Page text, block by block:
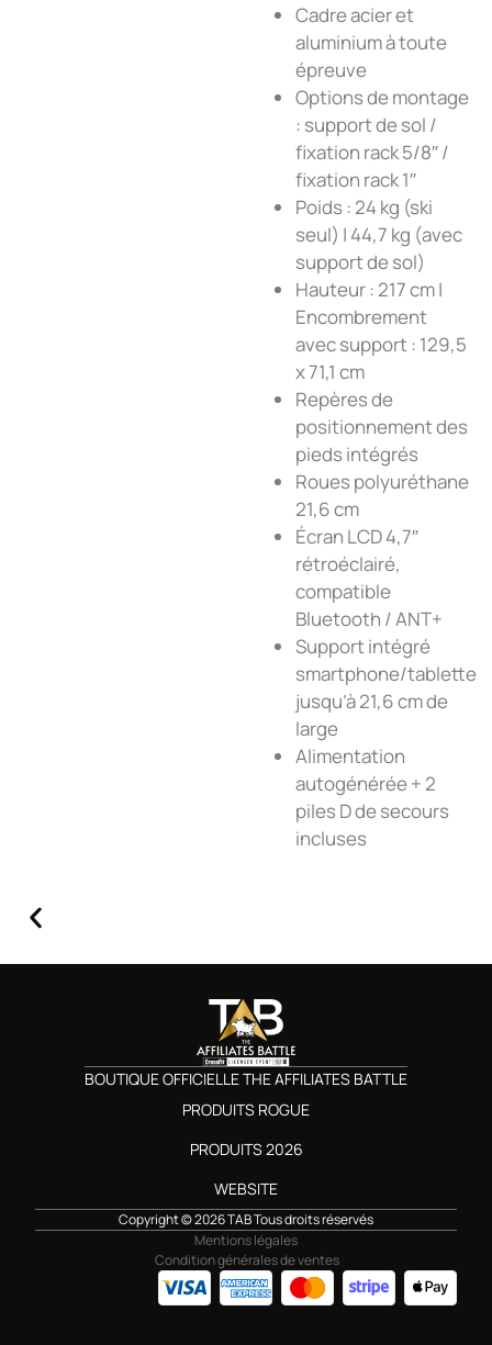
Cadre acier et
aluminium à toute
épreuve
Options de montage
: support de sol /
fixation rack 5/8″ /
fixation rack 1″
Poids : 24 kg (ski
seul) | 44,7 kg (avec
support de sol)
Hauteur : 217 cm |
Encombrement
avec support : 129,5
x 71,1 cm
Repères de
positionnement des
pieds intégrés
Roues polyuréthane
21,6 cm
Écran LCD 4,7″
rétroéclairé,
compatible
Bluetooth / ANT+
Support intégré
smartphone/tablette
jusqu’à 21,6 cm de
large
Alimentation
autogénérée + 2
piles D de secours
incluses
BOUTIQUE OFFICIELLE THE AFFILIATES BATTLE
PRODUITS ROGUE
PRODUITS 2026
WEBSITE
Copyright © 2026 TAB Tous droits réservés
Mentions légales
Condition générales de ventes